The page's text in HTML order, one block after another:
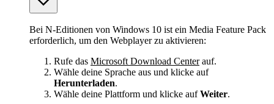
Bei N-Editionen von Windows 10 ist ein Media Feature Pack
erforderlich, um den Webplayer zu aktivieren:
Rufe das Microsoft Download Centerauf.
Wähle deine Sprache aus und klicke auf
Herunterladen.
Wähle deine Plattform und klicke aufWeiter.